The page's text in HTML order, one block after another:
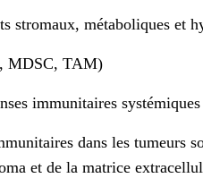
stromaux, métaboliques et
MDSC, TAM)
immunitaires
dans les tumeurs
et de la matrice